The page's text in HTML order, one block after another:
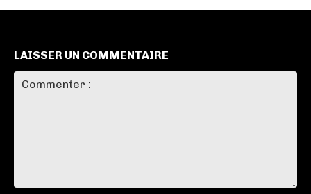
LAISSER UN COMMENTAIRE